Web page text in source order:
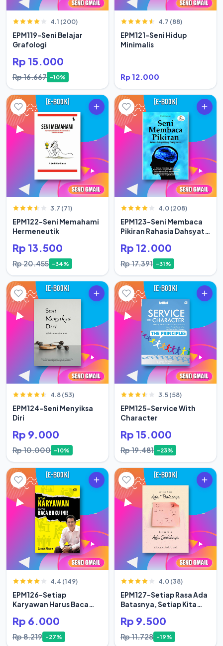
4.1 (200)
EPM119-Seni Belajar
Grafologi
Rp 15.000
Rp 16.667 -10%
4.7 (88)
EPM121-Seni Hidup
Minimalis
Rp 12.000
3.7 (71)
EPM122-Seni Memahami
Hermeneutik
Rp 13.500
Rp 20.455 -34%
4.0 (208)
EPM123-Seni Membaca
Pikiran Rahasia Dahsyat
Rp 12.000
Rp 17.391 -31%
4.8 (53)
EPM124-Seni Menyiksa
Diri
Rp 9.000
Rp 10.000 -10%
3.5 (58)
EPM125-Service With
Character
Rp 15.000
Rp 19.481 -23%
4.4 (149)
EPM126-Setiap
Karyawan Harus Baca
Rp 6.000
Rp 8.219 -27%
4.0 (38)
EPM127-Setiap Rasa Ada
Batasnya, Setiap Kita
Rp 9.500
Rp 11.728 -19%